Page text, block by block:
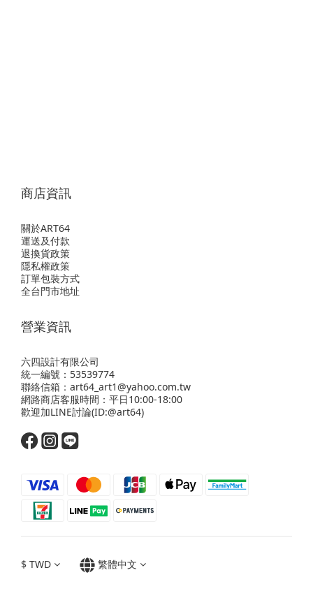
商店資訊
關於ART64
運送及付款
退換貨政策
隱私權政策
訂單包裝方式
全台門市地址
營業資訊
六四設計有限公司
統一編號：53539774
聯絡信箱：art64_art1@yahoo.com.tw
網路商店客服時間：平日10:00-18:00
歡迎加LINE討論(ID:@art64)
$ TWD 繁體中文